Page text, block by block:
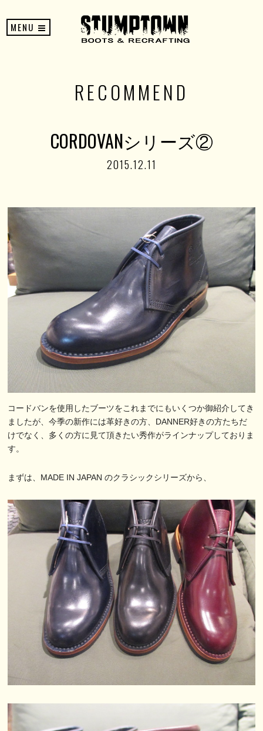
MENU
RECOMMEND
CORDOVANシリーズ②
2015.12.11
コードバンを使用したブーツをこれまでにもいくつか御紹介してき
ましたが、今季の新作には革好きの方、DANNER好きの方たちだ
けでなく、多くの方に見て頂きたい秀作がラインナップしておりま
す。
まずは、MADE IN JAPAN のクラシックシリーズから、